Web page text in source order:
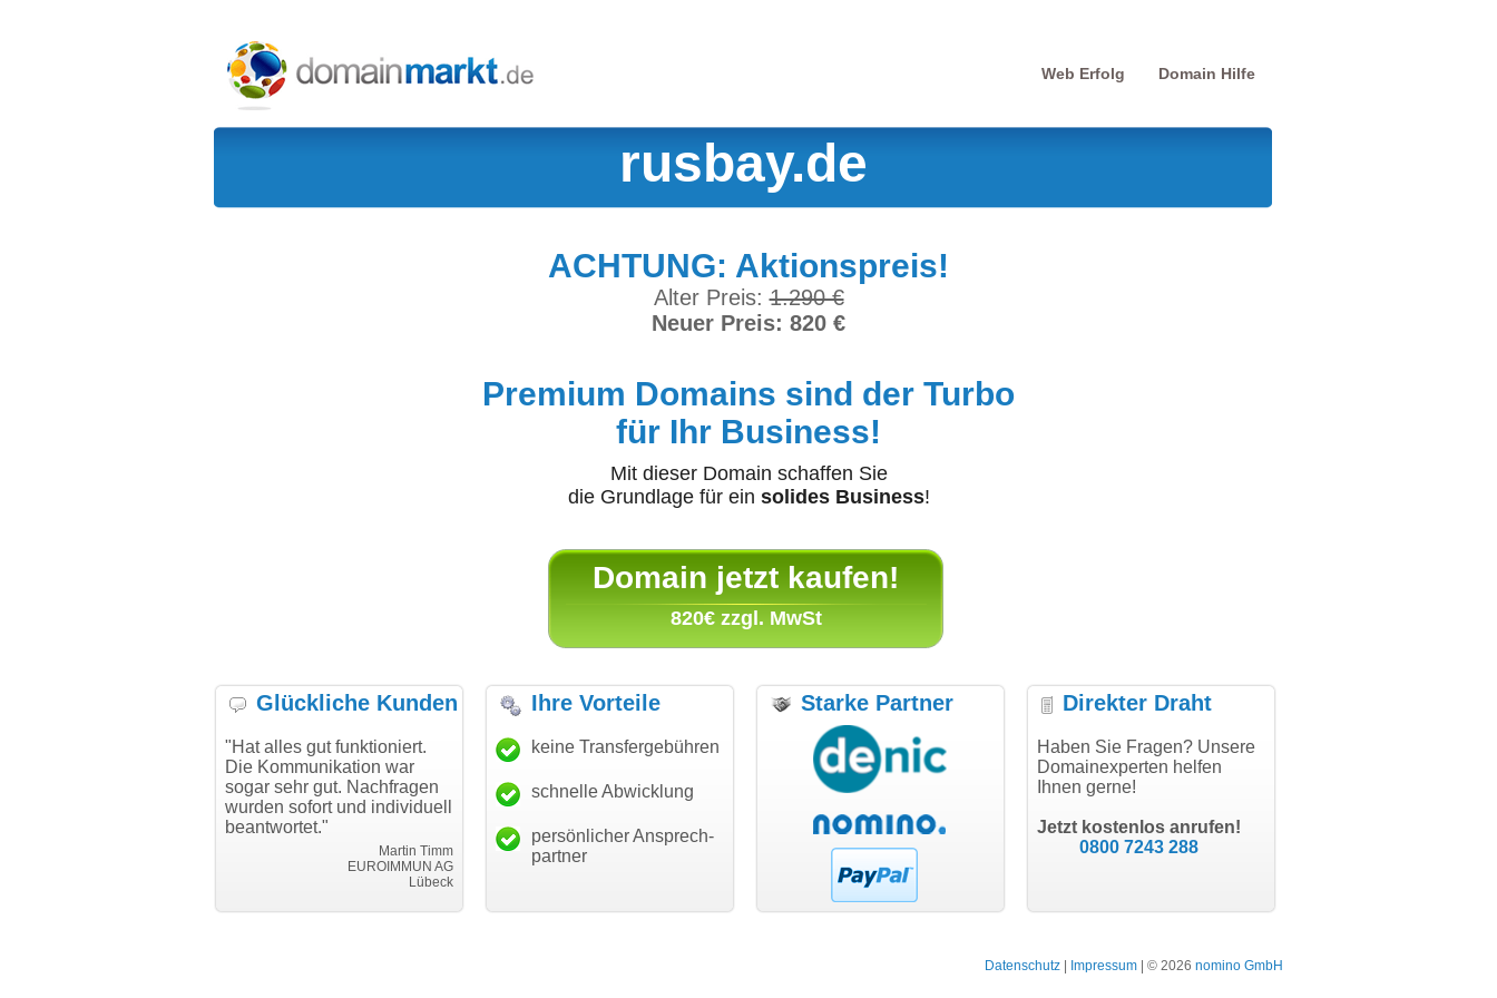
Web Erfolg Domain Hilfe
rusbay.de
ACHTUNG: Aktionspreis!
Alter Preis:1.290 €
Neuer Preis: 820 €
Premium Domains sind der Turbo
für Ihr Business!
Mit dieser Domain schaffen Sie
die Grundlage für ein solides Business!
Domain jetzt kaufen!
820€ zzgl. MwSt
Glückliche Kunden
"Hat alles gut funktioniert.
Die Kommunikation war
sogar sehr gut. Nachfragen
wurden sofort und individuell
beantwortet."
Martin Timm
EUROIMMUN AG
Lübeck
"Danke für den schnellen
Transfer und guten Service!"
Thomas Schäfer
i can eckert communication GmbH
"Ich bin dankbar, meine
Wunschdomain gefunden zu
haben. Die Domain passt für
hundertprozentig."
Janina Köck
Leben im Einklang
leben-im-einklang.de
"Super Abwicklung, vielen
modern software GbR
Landau an der Isar
"Vielen Dank für den
Ihre Vorteile
keine Transfergebühren
schnelle Abwicklung
persönlicher Ansprech-
partner
Starke Partner Direkter Draht
Haben Sie Fragen? Unsere
Domainexperten helfen
Ihnen gerne!
Jetzt kostenlos anrufen!
0800 7243 288
Datenschutz Impressum | © 2026 nomino GmbH